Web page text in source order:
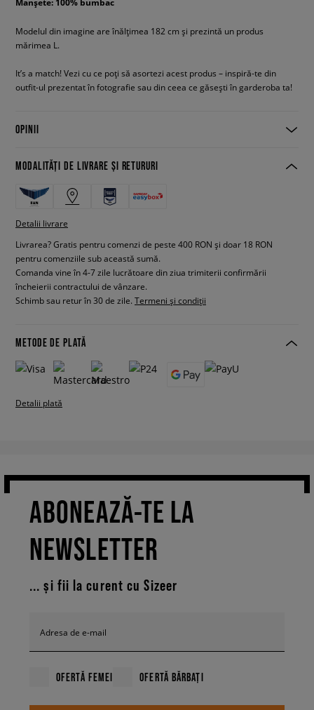
Manșete: 100% bumbac
Modelul din imagine are înălțimea 182 cm și prezintă un produs
mărimea L.
It’s a match! Vezi cu ce poți să asortezi acest produs – inspiră-te din
outfit-ul prezentat în fotografie sau din ceea ce găsești în garderoba ta!
OPINII
MODALITĂȚI DE LIVRARE ȘI RETURURI
Detalii livrare
Livrarea? Gratis pentru comenzi de peste 400 RON și doar 18 RON
pentru comenziile sub această sumă.
Comanda vine în 4-7 zile lucrătoare din ziua trimiterii confirmării
încheierii contractului de vânzare.
Schimb sau retur în 30 de zile. Termeni și condiții
METODE DE PLATĂ
Detalii plată
ABONEAZĂ-TE LA
NEWSLETTER
... și fii la curent cu Sizeer
Adresa de e-mail
OFERTĂ FEMEI OFERTĂ BĂRBAȚI